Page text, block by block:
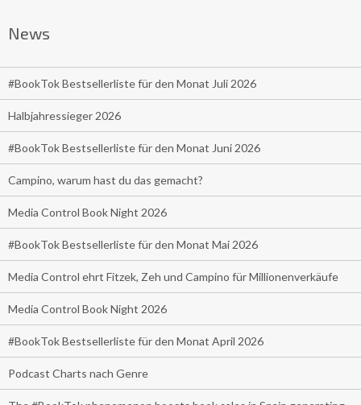
News
#BookTok Bestsellerliste für den Monat Juli 2026
Halbjahressieger 2026
#BookTok Bestsellerliste für den Monat Juni 2026
Campino, warum hast du das gemacht?
Media Control Book Night 2026
#BookTok Bestsellerliste für den Monat Mai 2026
Media Control ehrt Fitzek, Zeh und Campino für Millionenverkäufe
Media Control Book Night 2026
#BookTok Bestsellerliste für den Monat April 2026
Podcast Charts nach Genre